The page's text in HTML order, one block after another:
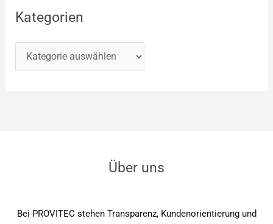
Kategorien
Über uns
Bei PROVITEC stehen Transparenz, Kundenorientierung und